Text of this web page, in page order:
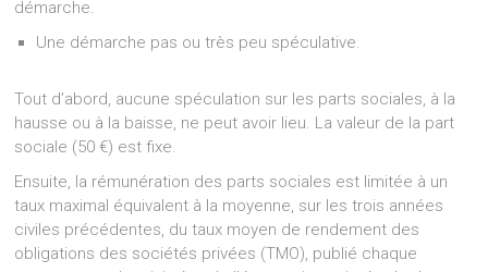
démarche.
Une démarche pas ou très peu spéculative.
Tout d’abord, aucune spéculation sur les parts sociales, à la
hausse ou à la baisse, ne peut avoir lieu. La valeur de la part
sociale (50 €) est fixe.
Ensuite, la rémunération des parts sociales est limitée à un
taux maximal équivalent à la moyenne, sur les trois années
civiles précédentes, du taux moyen de rendement des
obligations des sociétés privées (TMO), publié chaque